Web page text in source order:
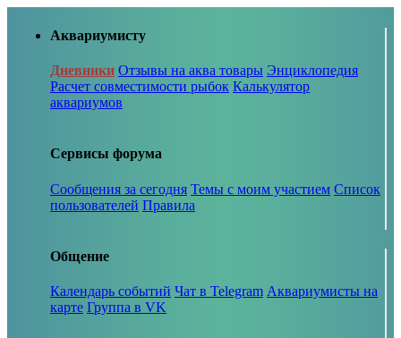
Аквариумисту
Дневники Отзывы на аква товары Энциклопедия
Расчет совместимости рыбок Калькулятор
аквариумов
Сервисы форума
Сообщения за сегодня Темы с моим участием Список
пользователей Правила
Общение
Календарь событий Чат в Telegram Аквариумисты на
карте Группа в VK